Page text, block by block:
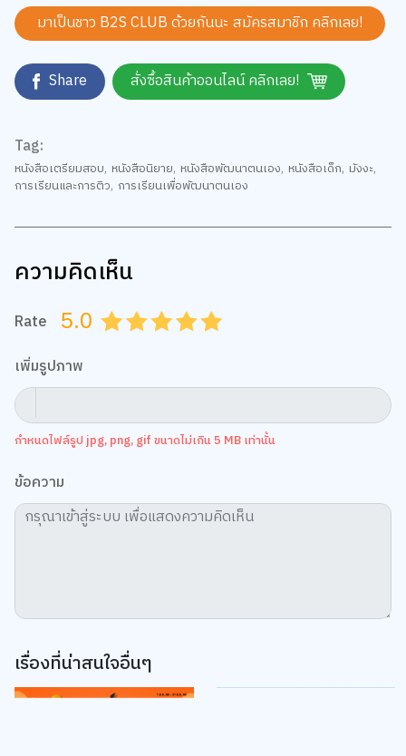
มาเป็นชาว B2S CLUB ด้วยกันนะ สมัครสมาชิก คลิกเลย!
Share สั่งซื้อสินค้าออนไลน์ คลิกเลย!
Tag:
หนังสือเตรียมสอบ, หนังสือนิยาย, หนังสือพัฒนาตนเอง, หนังสือเด็ก, มังงะ,
การเรียนและการติว, การเรียนเพื่อพัฒนาตนเอง
ความคิดเห็น
Rate 5.0 4.5
4.0
3.5
3.0
2.5
2.0
1.5
1.0
0.5
เพิ่มรูปภาพ
กำหนดไฟล์รูป jpg, png, gif ขนาดไม่เกิน 5 MB เท่านั้น
ข้อความ
เรื่องที่น่าสนใจอื่นๆ